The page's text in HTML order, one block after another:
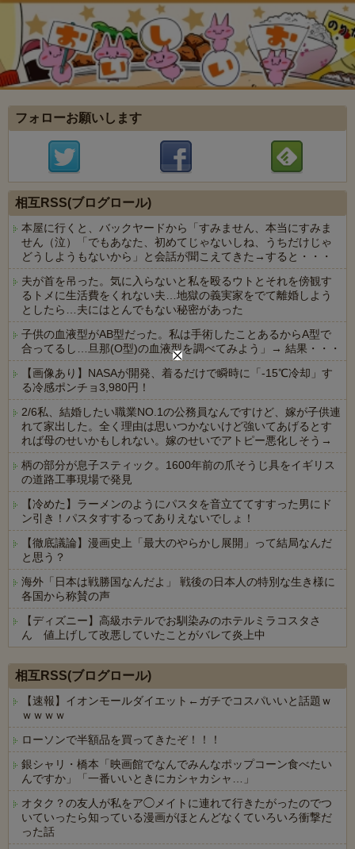
フォローお願いします
相互RSS(ブログロール)
本屋に行くと、バックヤードから「すみません、本当にすみま
せん（泣）「でもあなた、初めてじゃないしね、うちだけじゃ
どうしようもないから」と会話が聞こえてきた→すると・・・
夫が首を吊った。気に入らないと私を殴るウトとそれを傍観す
るトメに生活費をくれない夫…地獄の義実家をでて離婚しよう
としたら…夫にはとんでもない秘密があった
子供の血液型がAB型だった。私は手術したことあるからA型で
合ってるし…旦那(O型)の血液型を調べてみよう」→ 結果・・・
【画像あり】NASAが開発、着るだけで瞬時に「-15℃冷却」す
る冷感ポンチョ3,980円！
2/6私、結婚したい職業NO.1の公務員なんですけど、嫁が子供連
れて家出した。全く理由は思いつかないけど強いてあげるとす
れば母のせいかもしれない。嫁のせいでアトピー悪化しそう→
柄の部分が息子スティック。1600年前の爪そうじ具をイギリス
の道路工事現場で発見
【冷めた】ラーメンのようにパスタを音立ててすすった男にド
ン引き！パスタすするってありえないでしょ！
【徹底議論】漫画史上「最大のやらかし展開」って結局なんだ
と思う？
海外「日本は戦勝国なんだよ」 戦後の日本人の特別な生き様に
各国から称賛の声
【ディズニー】高級ホテルでお馴染みのホテルミラコスタさ
ん 値上げして改悪していたことがバレて炎上中
相互RSS(ブログロール)
【速報】イオンモールダイエット←ガチでコスパいいと話題ｗ
ｗｗｗｗ
ローソンで半額品を買ってきたぞ！！！
銀シャリ・橋本「映画館でなんでみんなポップコーン食べたい
んですか」「一番いいときにカシャカシャ…」
オタク？の友人が私をア◯メイトに連れて行きたがったのでつ
いていったら知っている漫画がほとんどなくていろいろ衝撃だ
った話